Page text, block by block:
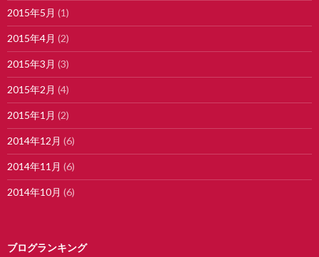
2015年5月 (1)
2015年4月 (2)
2015年3月 (3)
2015年2月 (4)
2015年1月 (2)
2014年12月 (6)
2014年11月 (6)
2014年10月 (6)
ブログランキング